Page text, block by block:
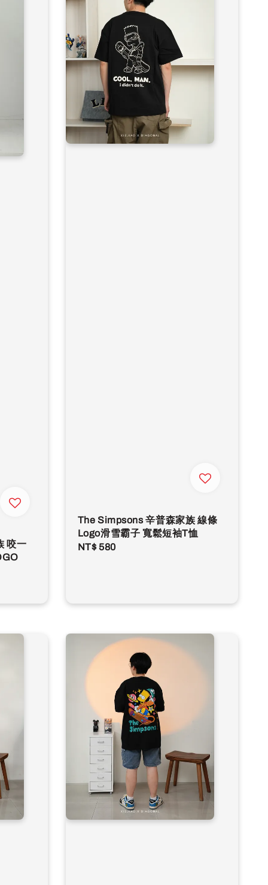
咬一
The Simpsons 辛普森家族 線條
Logo滑雪霸子 寬鬆短袖T恤
Regular
NT$ 580